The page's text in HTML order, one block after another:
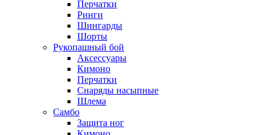
Перчатки
Ринги
Шингарды
Шорты
Рукопашный бой
Аксессуары
Кимоно
Перчатки
Снаряды насыпные
Шлема
Самбо
Защита ног